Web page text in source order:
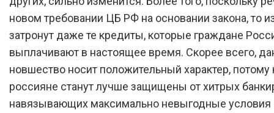
новом требовании ЦБ РФ на основании закона, то
затронут даже те кредиты, которые граждане
выплачивают в настоящее время. Скорее всего,
новшество носит положительный характер, потому
россияне станут лучше защищены от хитрых
навязывающих максимально невыгодные